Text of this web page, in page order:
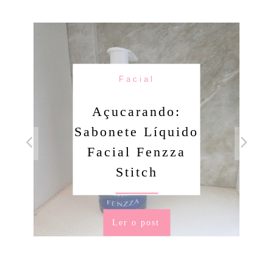
Facial
Açucarando:
Sabonete Líquido
Facial Fenzza
Stitch
Ler o post